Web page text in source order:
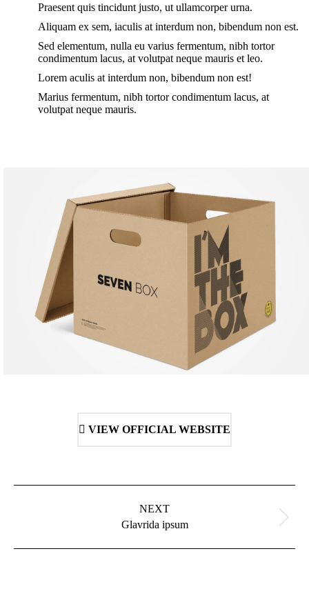
Praesent quis tincidunt justo, ut ullamcorper urna.
Aliquam ex sem, iaculis at interdum non, bibendum non est.
Sed elementum, nulla eu varius fermentum, nibh tortor
condimentum lacus, at volutpat neque mauris et leo.
Lorem aculis at interdum non, bibendum non est!
Мarius fermentum, nibh tortor condimentum lacus, at
volutpat neque mauris.
VIEW OFFICIAL WEBSITE
NEXT
Next
project:
Glavrida ipsum